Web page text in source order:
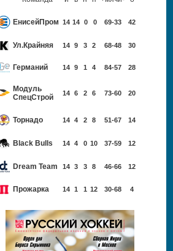
ЕнисейПром 14 14 0 0 69-33 42
Ул.Крайняя 14 9 3 2 68-48 30
Германий 14 9 1 4 84-57 28
Модуль
СпецСтрой 14 6 2 6 73-60 20
Торнадо 14 4 2 8 51-67 14
Black Bulls 14 4 0 10 37-59 12
Dream Team 14 3 3 8 46-66 12
Прожарка 14 1 1 12 30-68 4